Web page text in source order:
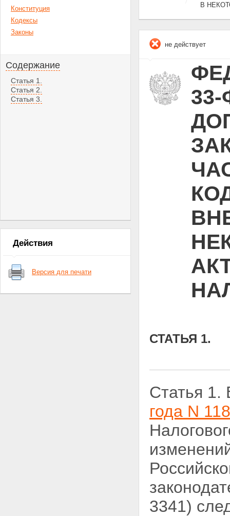
Конституция
Кодексы
Законы
Содержание
Статья 1.
Статья 2.
Статья 3.
Действия
Версия для печати
В
не действует
СТАТЬЯ 1.
Статья 1.
года N
3341)